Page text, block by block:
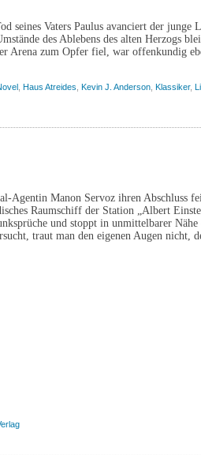
seines Vaters Paulus avanciert der junge
des Ablebens des alten Herzogs
Arena zum Opfer fiel, war offenkundig
Haus Atreides Kevin J. Anderson Klassiker,
Agentin Manon Servoz ihren Abschluss
Raumschiff der Station „Albert
und stoppt in unmittelbarer Nähe
traut man den eigenen Augen nicht,